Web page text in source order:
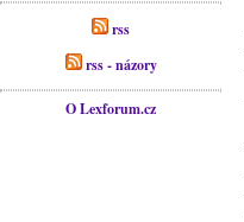
rss
rss - názory
O Lexforum.cz